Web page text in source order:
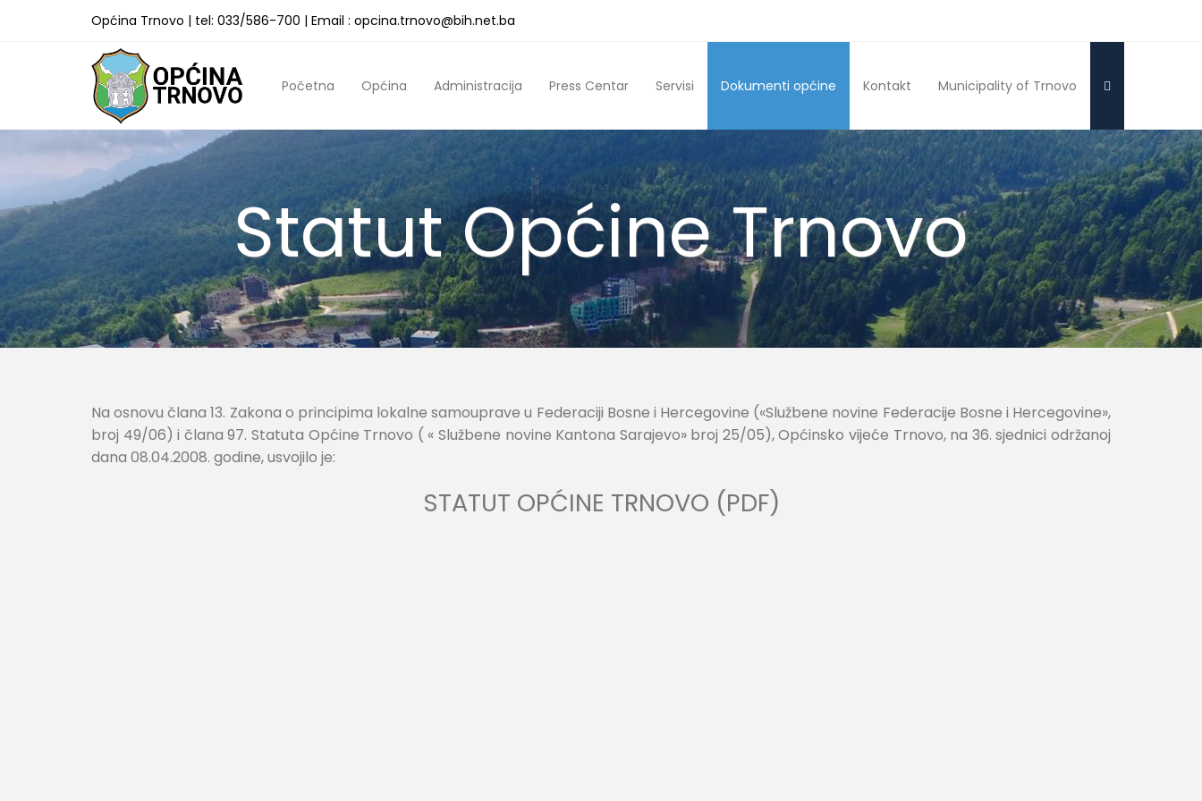
Općina Trnovo | tel: 033/586-700 | Email : opcina.trnovo@bih.net.ba
Početna Općina Administracija Press Centar Servisi Dokumenti općine Kontakt Municipality of Trnovo
Statut Općine Trnovo
Na osnovu člana 13. Zakona o principima lokalne samouprave u Federaciji Bosne i Hercegovine («Službene novine Federacije Bosne i Hercegovine»,
broj 49/06) i člana 97. Statuta Općine Trnovo ( « Službene novine Kantona Sarajevo» broj 25/05), Općinsko vijeće Trnovo, na 36. sjednici održanoj
dana 08.04.2008. godine, usvojilo je:
STATUT OPĆINE TRNOVO (PDF)